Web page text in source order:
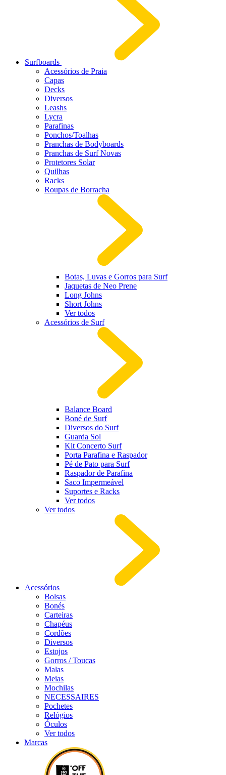
Surfboards
Acessórios de Praia
Capas
Decks
Diversos
Leashs
Lycra
Parafinas
Ponchos/Toalhas
Pranchas de Bodyboards
Pranchas de Surf Novas
Protetores Solar
Quilhas
Racks
Roupas de Borracha
Botas, Luvas e Gorros para Surf
Jaquetas de Neo Prene
Long Johns
Short Johns
Ver todos
Acessórios de Surf
Balance Board
Boné de Surf
Diversos do Surf
Guarda Sol
Kit Concerto Surf
Porta Parafina e Raspador
Pé de Pato para Surf
Raspador de Parafina
Saco Impermeável
Suportes e Racks
Ver todos
Ver todos
Acessórios
Bolsas
Bonés
Carteiras
Chapéus
Cordões
Diversos
Estojos
Gorros / Toucas
Malas
Meias
Mochilas
NECESSAIRES
Pochetes
Relógios
Óculos
Ver todos
Marcas